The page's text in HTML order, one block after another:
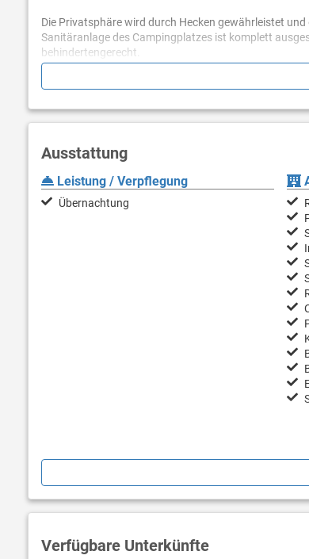
Die Privatsphäre wird durch Hecken gewährleistet
Sanitäranlage des Campingplatzes ist komplett
behindertengerecht.
Santa Marina. Alle Mobilheime verfügen über zwei
Sie haben die Auswahl zwischen 6 Mobilheimtypen –
den Stellplätzen und Mobilheimen finden Sie eine
von Urlaub auf dem Campingplatz.
Ausstattung
Leistung / Verpflegung
Übernachtung
Nächster Strand / Pool
Überlassen Sie sich der ganzen Schönheit
Strand mit den weißen Steinen, 800 Meter
vom Boutique Camping Santa Marina,
Verfügbare Unterkünfte